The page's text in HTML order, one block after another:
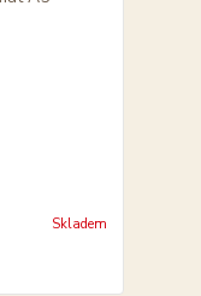
Skladem